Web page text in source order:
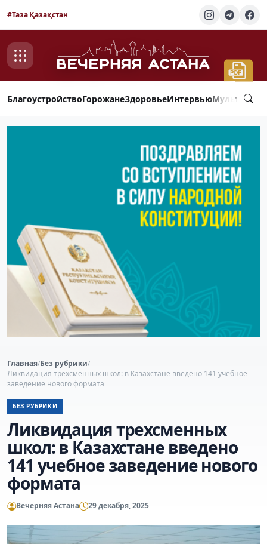
#Таза Қазақстан
БлагоустройствоГорожанеЗдоровьеИнтервью
Главная/Без рубрики/
Ликвидация трехсменных школ: в Казахстане введено 141 учебное
заведение нового формата
БЕЗ РУБРИКИ
Ликвидация трехсменных
школ: в Казахстане введено
141 учебное заведение нового
формата
Вечерняя Астана 29 декабря, 2025